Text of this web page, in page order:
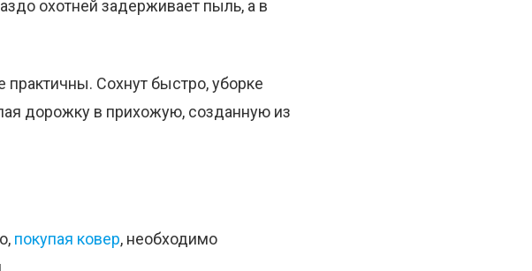
охотней задерживает пыль, а в
Сохнут быстро, уборке
дорожку в прихожую, созданную из
покупая ковер, необходимо